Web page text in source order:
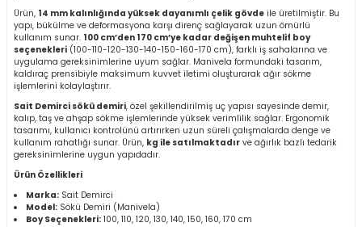
Ürün, 14 mm kalınlığında yüksek dayanımlı çelik gövde ile üretilmiştir. Bu
yapı, bükülme ve deformasyona karşı direnç sağlayarak uzun ömürlü
kullanım sunar. 100 cm’den 170 cm’ye kadar değişen muhtelif boy
seçenekleri (100-110-120-130-140-150-160-170 cm), farklı iş sahalarına ve
uygulama gereksinimlerine uyum sağlar. Manivela formundaki tasarım,
kaldıraç prensibiyle maksimum kuvvet iletimi oluşturarak ağır sökme
işlemlerini kolaylaştırır.
Sait Demirci sökü demiri, özel şekillendirilmiş uç yapısı sayesinde demir,
kalıp, taş ve ahşap sökme işlemlerinde yüksek verimlilik sağlar. Ergonomik
tasarımı, kullanıcı kontrolünü artırırken uzun süreli çalışmalarda denge ve
kullanım rahatlığı sunar. Ürün, kg ile satılmaktadır ve ağırlık bazlı tedarik
gereksinimlerine uygun yapıdadır.
Ürün Özellikleri
Marka: Sait Demirci
Model: Sökü Demiri (Manivela)
Boy Seçenekleri: 100, 110, 120, 130, 140, 150, 160, 170 cm